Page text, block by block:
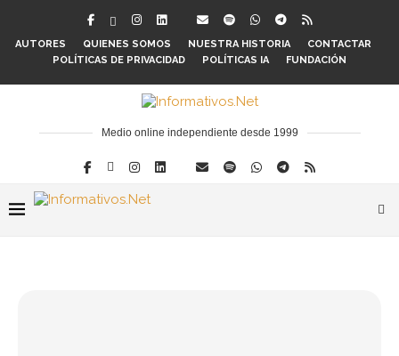
AUTORES QUIENES SOMOS NUESTRA HISTORIA
CONTACTAR
POLÍTICAS DE PRIVACIDAD
POLÍTICAS IA FUNDACIÓN
Medio online independiente desde 1999